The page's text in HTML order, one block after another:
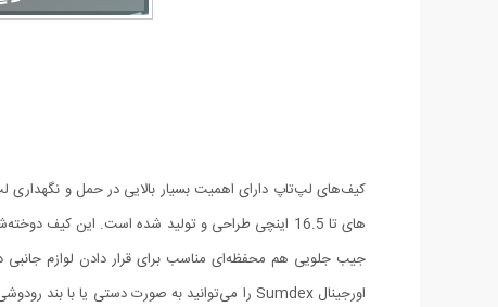
های تا 16.5 اینچی طراحی و تولید شده است. این
جیب جلویی هم محفظه‌ای مناسب برای قرار دادن لوازم